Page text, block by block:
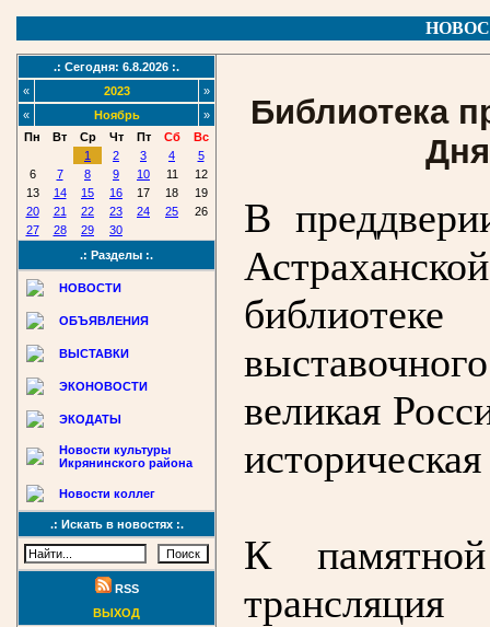
.: Сегодня: 6.8.2026 :.
«
2023
»
«
Ноябрь
»
Пн
Вт Ср Чт Пт Сб
Вс
1
2 3 4
5
6
7 8 9 10 11
12
13
14 15 16 17 18
19
20
21 22 23 24 25
26
27
28 29
30
.: Разделы :.
НОВОСТИ
ОБЪЯВЛЕНИЯ
ВЫСТАВКИ
ЭКОНОВОСТИ
ЭКОДАТЫ
Новости культуры
Икрянинского района
Новости коллег
.: Искать в новостях :.
RSS
ВЫХОД
Библиотека
В
великая
К